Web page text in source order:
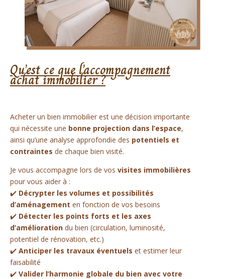
Qu’est ce que l’accompagnement
achat immobilier ?
Acheter un bien immobilier est une décision importante
qui nécessite une bonne projection dans l’espace,
ainsi qu’une analyse approfondie des potentiels et
contraintes de chaque bien visité.
Je vous accompagne lors de vos visites immobilières
pour vous aider à :
✔️ Décrypter les volumes et possibilités
d’aménagement en fonction de vos besoins
✔️ Détecter les points forts et les axes
d’amélioration du bien (circulation, luminosité,
potentiel de rénovation, etc.)
✔️ Anticiper les travaux éventuels et estimer leur
faisabilité
✔️ Valider l’harmonie globale du bien avec votre